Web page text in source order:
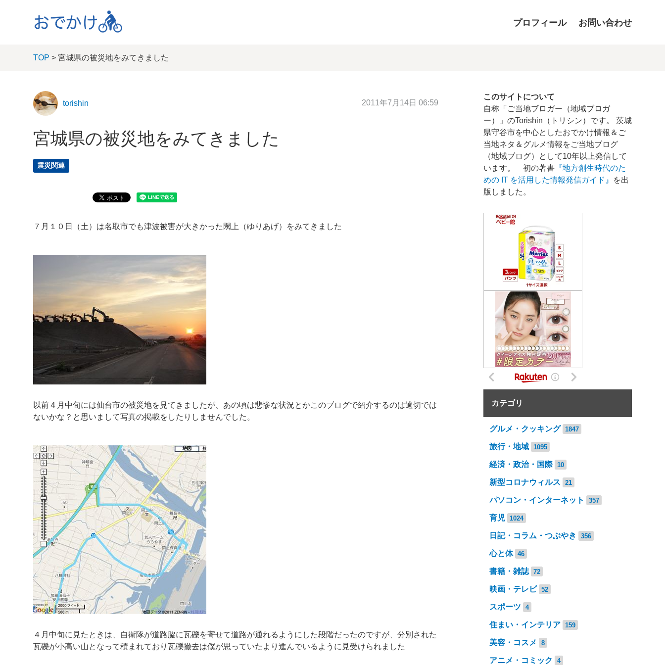
プロフィール お問い合わせ
TOP > 宮城県の被災地をみてきました
torishin 2011年7月14日 06:59
宮城県の被災地をみてきました
震災関連
７月１０日（土）は名取市でも津波被害が大きかった閖上（ゆりあげ）をみてきました
以前４月中旬には仙台市の被災地を見てきましたが、あの頃は悲惨な状況とかこのブログで紹介するのは適切では
ないかな？と思いまして写真の掲載をしたりしませんでした。
４月中旬に見たときは、自衛隊が道路脇に瓦礫を寄せて道路が通れるようにした段階だったのですが、分別された
瓦礫が小高い山となって積まれており瓦礫撤去は僕が思っていたより進んでいるように見受けられました
このサイトについて
自称「ご当地ブロガー（地域ブロガ
ー）」のTorishin（トリシン）です。 茨城
県守谷市を中心としたおでかけ情報＆ご
当地ネタ＆グルメ情報をご当地ブログ
（地域ブログ）として10年以上発信して
います。 初の著書『地方創生時代のた
めの IT を活用した情報発信ガイド』
を出
版しました。
カテゴリ
グルメ・クッキング 1847
旅行・地域 1095
経済・政治・国際 10
新型コロナウィルス 21
パソコン・インターネット 357
育児 1024
日記・コラム・つぶやき 356
心と体 46
書籍・雑誌 72
映画・テレビ 52
スポーツ 4
住まい・インテリア 159
美容・コスメ 8
アニメ・コミック 4